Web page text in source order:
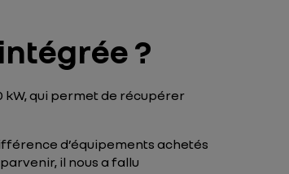
?
kW, qui permet de récupérer
d’équipements achetés
il nous a fallu